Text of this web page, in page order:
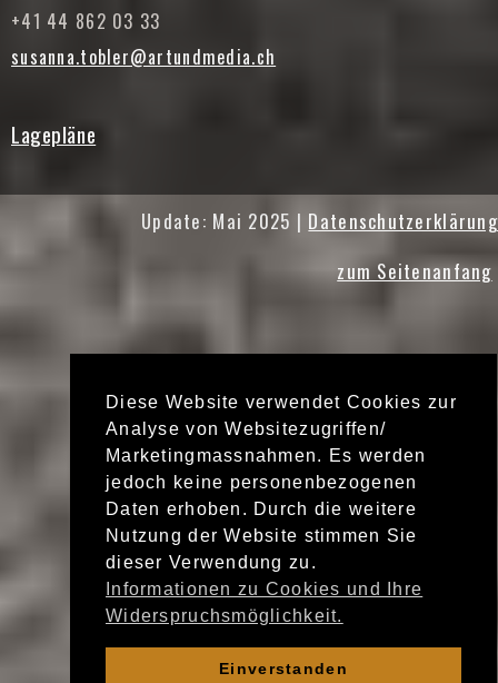
Diese Website verwendet Cookies zur
Analyse von Websitezugriffen/
Marketingmassnahmen. Es werden
jedoch keine personenbezogenen
Daten erhoben. Durch die weitere
Nutzung der Website stimmen Sie
dieser Verwendung zu.
Informationen zu Cookies und Ihre
Widerspruchsmöglichkeit.
Einverstanden
+41 44 862 03 33
susanna.tobler@artundmedia.ch
Lagepläne
Update: Mai 2025 | Datenschutzerklärung
zum Seitenanfang